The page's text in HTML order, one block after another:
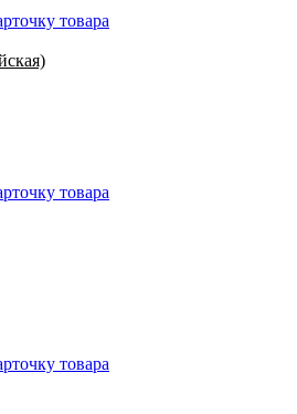
товара
товара
товара